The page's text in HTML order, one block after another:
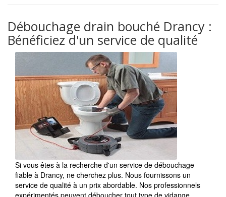
Débouchage drain bouché Drancy :
Bénéficiez d'un service de qualité
Si vous êtes à la recherche d'un service de débouchage
fiable à Drancy, ne cherchez plus. Nous fournissons un
service de qualité à un prix abordable. Nos professionnels
expérimentés peuvent déboucher tout type de vidange